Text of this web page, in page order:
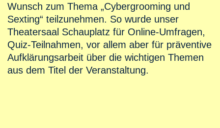
Wunsch zum Thema „Cybergrooming und
Sexting“ teilzunehmen. So wurde unser
Theatersaal Schauplatz für Online-Umfragen,
Quiz-Teilnahmen, vor allem aber für präventive
Aufklärungsarbeit über die wichtigen Themen
aus dem Titel der Veranstaltung.